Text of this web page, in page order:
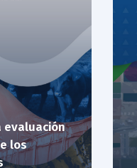
evaluación
los